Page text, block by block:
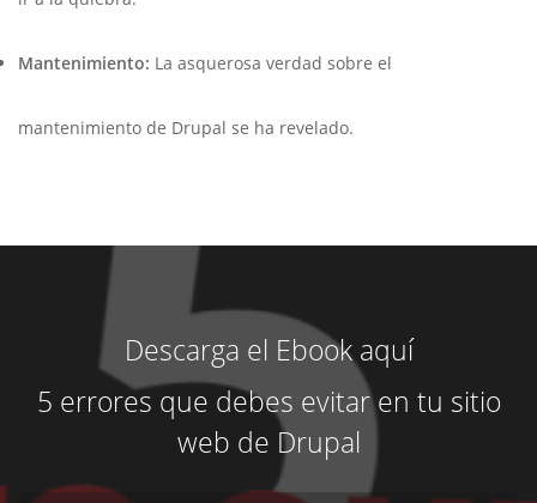
Mantenimiento: La asquerosa verdad sobre el
mantenimiento de Drupal se ha revelado.
Descarga el Ebook aquí
5 errores que debes evitar en tu sitio
web de Drupal